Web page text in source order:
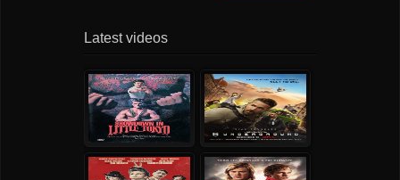
Latest videos